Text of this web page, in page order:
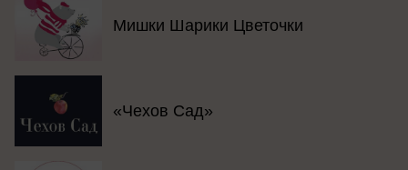
Мишки Шарики Цветочки
«Чехов Сад»